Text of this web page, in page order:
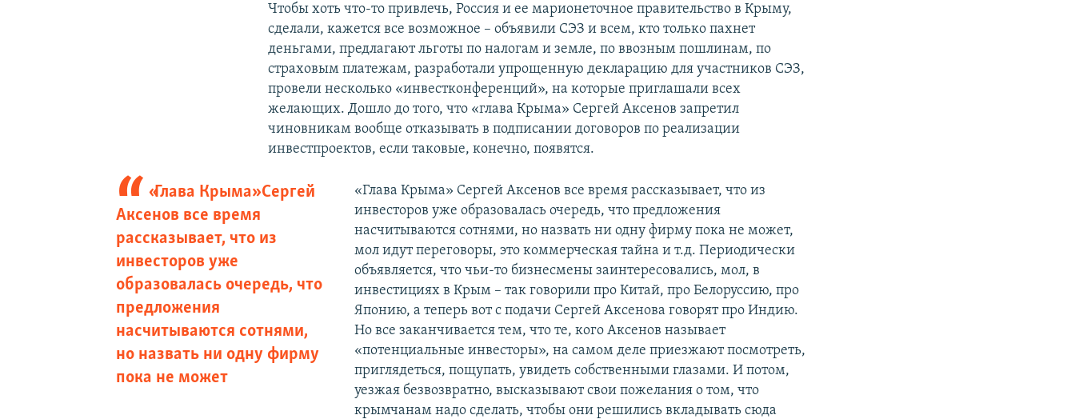
Чтобы хоть что-то привлечь, Россия и ее марионеточное правительство в Крыму,
сделали, кажется все возможное – объявили СЭЗ и всем, кто только пахнет
деньгами, предлагают льготы по налогам и земле, по ввозным пошлинам, по
страховым платежам, разработали упрощенную декларацию для участников СЭЗ,
провели несколько «инвестконференций», на которые приглашали всех
желающих. Дошло до того, что «глава Крыма» Сергей Аксенов запретил
чиновникам вообще отказывать в подписании договоров по реализации
инвестпроектов, если таковые, конечно, появятся.
«Глава Крыма» Сергей
Аксенов все время
рассказывает, что из
инвесторов уже
образовалась очередь, что
предложения
насчитываются сотнями,
но назвать ни одну фирму
пока не может
«Глава Крыма» Сергей Аксенов все время рассказывает, что из
инвесторов уже образовалась очередь, что предложения
насчитываются сотнями, но назвать ни одну фирму пока не может,
мол идут переговоры, это коммерческая тайна и т.д. Периодически
объявляется, что чьи-то бизнесмены заинтересовались, мол, в
инвестициях в Крым – так говорили про Китай, про Белоруссию, про
Японию, а теперь вот с подачи Сергей Аксенова говорят про Индию.
Но все заканчивается тем, что те, кого Аксенов называет
«потенциальные инвесторы», на самом деле приезжают посмотреть,
приглядеться, пощупать, увидеть собственными глазами. И потом,
уезжая безвозвратно, высказывают свои пожелания о том, что
крымчанам надо сделать, чтобы они решились вкладывать сюда